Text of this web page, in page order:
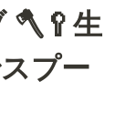
🪓🥄生
プー